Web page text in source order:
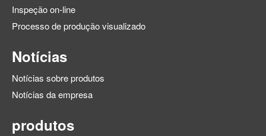
Inspeção on-line
Processo de produção visualizado
Notícias
Notícias sobre produtos
Notícias da empresa
produtos